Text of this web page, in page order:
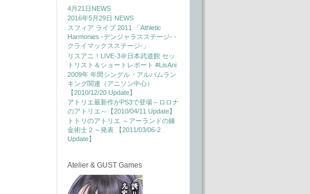
4月21日NEWS
2016年5月29日 NEWS
スフィア ライブ 2011 「Athletic
Harmonies -デンジャラスステージ- -
クライマックスステージ-」
リスアニ！LIVE-3＠日本武道館 セッ
トリスト＆ショートレポート #LisAni
2009年 年間シングル・アルバムラン
キング関連（アニソン中心）
【2010/12/20 Update】
アトリエ最新作がPS3で登場～ロロナ
のアトリエ～【2010/04/11 Update】
トトリのアトリエ ～アーランドの錬
金術士２～発表 【2011/03/06-2
Update】
Atelier & GUST Games